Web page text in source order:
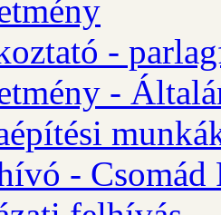
-
-
- Csomád